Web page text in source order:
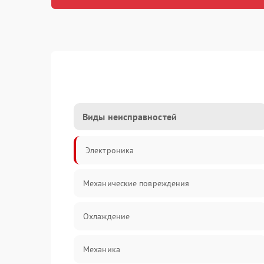
Виды неисправностей
Электроника
Механические повреждения
Охлаждение
Механика